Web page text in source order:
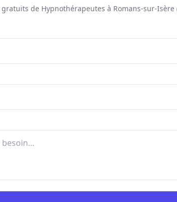
gratuits de Hypnothérapeutes à Romans-sur-Isère